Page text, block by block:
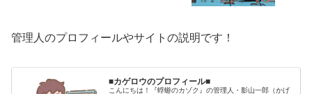
管理人のプロフィールやサイトの説明です！
■カゲロウのプロフィール■
こんにちは！『蜉蝣のカゾク』の管理人・影山一郎（かげ